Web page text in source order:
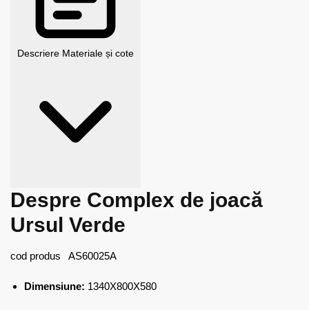
Descriere Materiale și cote
Despre Complex de joacă
Ursul Verde
cod produs AS60025A
Dimensiune: 1340X800X580